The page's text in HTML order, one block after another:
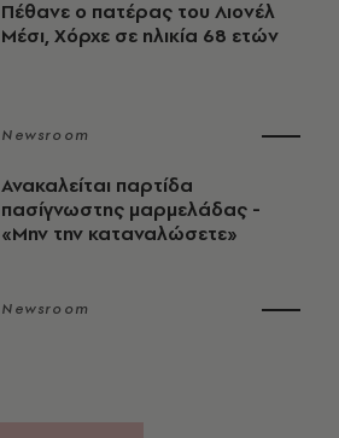
Πέθανε ο πατέρας του Λιονέλ
Μέσι, Χόρχε σε ηλικία 68 ετών
Newsroom
Ανακαλείται παρτίδα
πασίγνωστης μαρμελάδας -
«Μην την καταναλώσετε»
Newsroom